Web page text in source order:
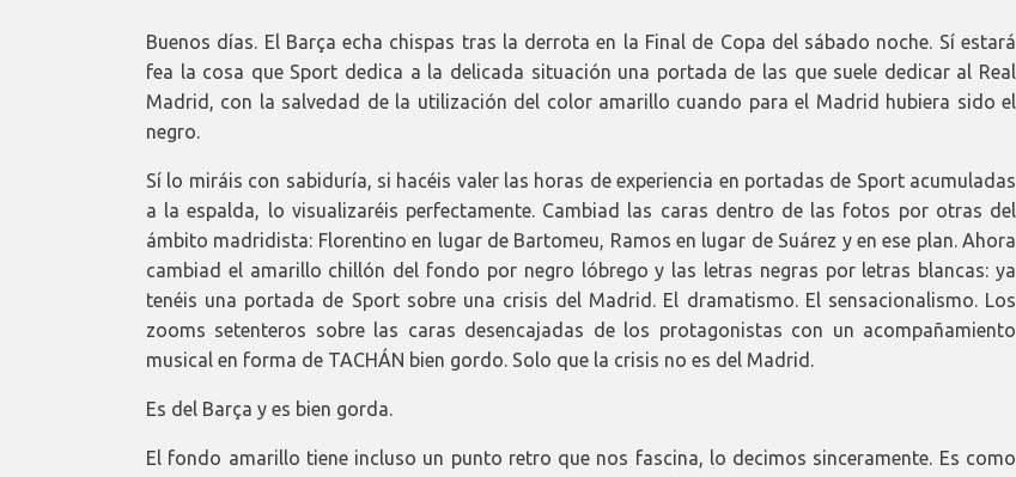
Buenos días. El Barça echa chispas tras la derrota en la Final de Copa del sábado noche. Sí estará
fea la cosa que Sport dedica a la delicada situación una portada de las que suele dedicar al Real
Madrid, con la salvedad de la utilización del color amarillo cuando para el Madrid hubiera sido el
negro.
Sí lo miráis con sabiduría, si hacéis valer las horas de experiencia en portadas de Sport acumuladas
a la espalda, lo visualizaréis perfectamente. Cambiad las caras dentro de las fotos por otras del
ámbito madridista: Florentino en lugar de Bartomeu, Ramos en lugar de Suárez y en ese plan. Ahora
cambiad el amarillo chillón del fondo por negro lóbrego y las letras negras por letras blancas: ya
tenéis una portada de Sport sobre una crisis del Madrid. El dramatismo. El sensacionalismo. Los
zooms setenteros sobre las caras desencajadas de los protagonistas con un acompañamiento
musical en forma de TACHÁN bien gordo. Solo que la crisis no es del Madrid.
Es del Barça y es bien gorda.
El fondo amarillo tiene incluso un punto retro que nos fascina, lo decimos sinceramente. Es como